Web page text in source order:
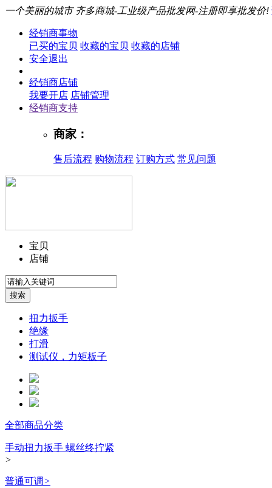
一个美丽的城市 齐多商城-工业级产品批发网-注册即享批发价!
经销商事物
已买的宝贝 收藏的宝贝 收藏的店铺
安全退出
经销商店铺
我要开店 店铺管理
经销商支持
商家：
售后流程 购物流程 订购方式 常见问题
宝贝
店铺
扭力扳手
绝缘
打滑
测试仪，力矩板子
全部商品分类
手动扭力扳手 螺丝终拧紧
>
普通可调>